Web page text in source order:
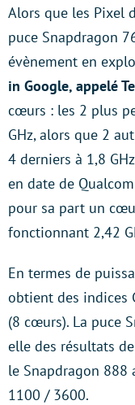
Alors que les Pixel
puce Snapdragon
évènement en
in Google, appelé
cœurs : les 2 plus
GHz, alors que 2
4 derniers à 1,8
en date de
pour sa part un
fonctionnant 2,42
En termes de
obtient des indices
(8 cœurs). La puce
elle des résultats
le Snapdragon 888
1100 / 3600.